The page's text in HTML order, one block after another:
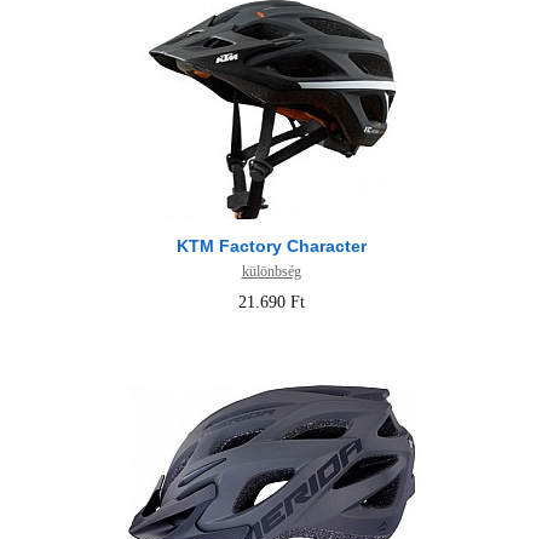
KTM Factory Character
különbség
21.690 Ft